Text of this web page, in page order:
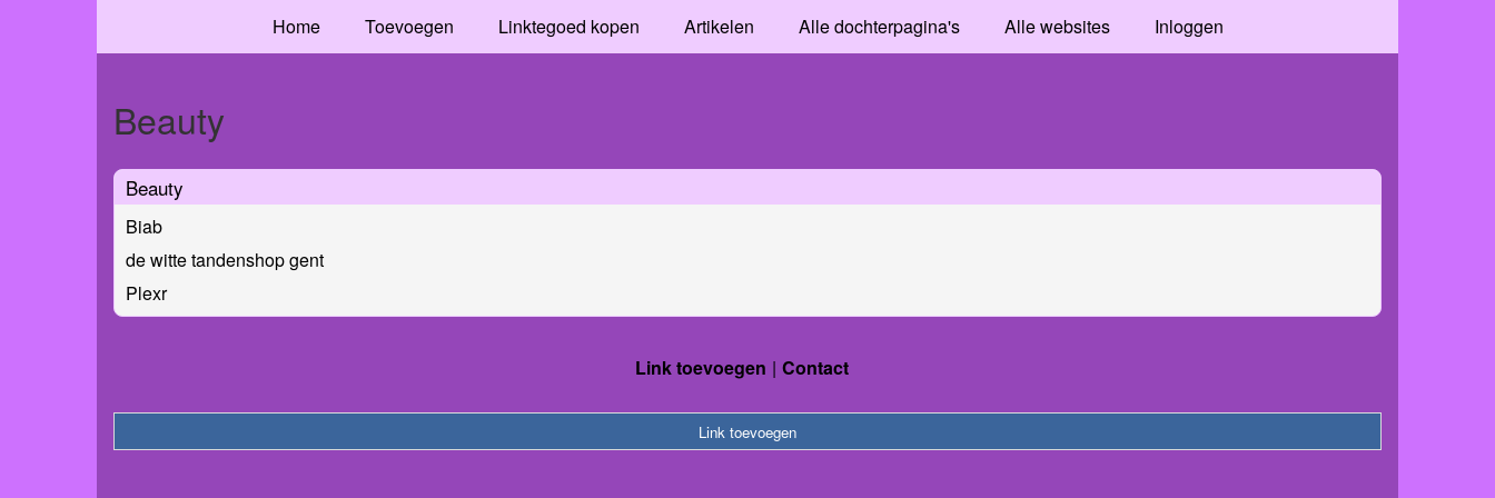
Home Toevoegen Linktegoed kopen Artikelen Alle dochterpagina's Alle websites Inloggen
Beauty
Beauty
Biab
de witte tandenshop gent
Plexr
Link toevoegen Contact
Link toevoegen